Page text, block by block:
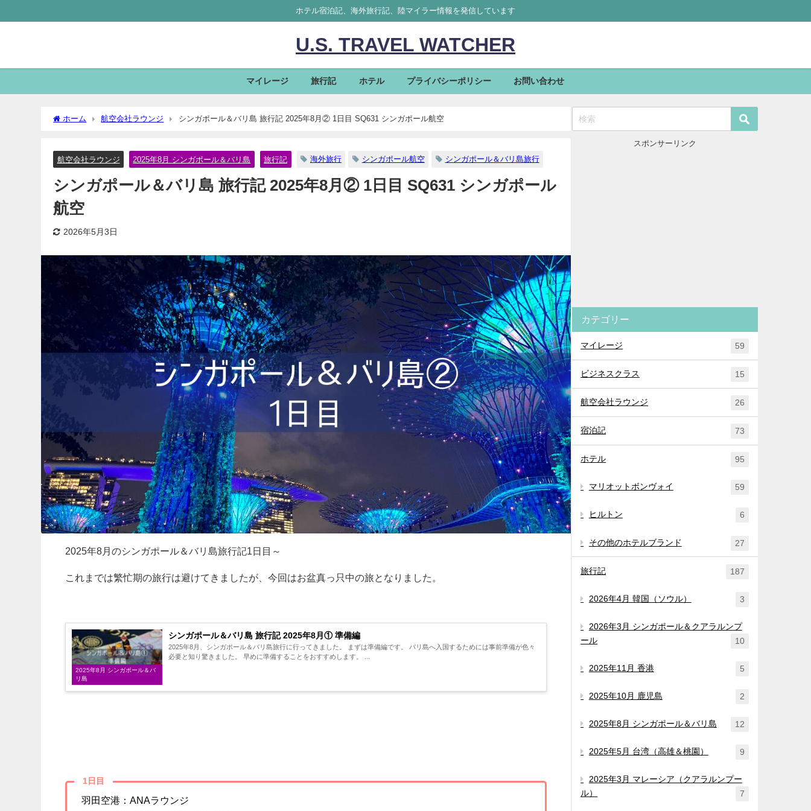
ホテル宿泊記、海外旅行記、陸マイラー情報を発信しています
U.S. TRAVEL WATCHER
マイレージ 旅行記 ホテル プライバシーポリシー お問い合わせ
ホーム 航空会社ラウンジ シンガポール＆バリ島 旅行記 2025年8月② 1日目 SQ631 シンガポール航空
航空会社ラウンジ 2025年8月 シンガポール＆バリ島 旅行記 海外旅行 シンガポール航空 シンガポール＆バリ島旅行
シンガポール＆バリ島 旅行記 2025年8月② 1日目 SQ631 シンガポール
航空
2026年5月3日
2025年8月のシンガポール＆バリ島旅行記1日目～
これまでは繁忙期の旅行は避けてきましたが、今回はお盆真っ只中の旅となりました。
2025年8月 シンガポール＆バ
リ島
シンガポール＆バリ島 旅行記 2025年8月① 準備編
2025年8月、シンガポール＆バリ島旅行に行ってきました。 まずは準備編です。 バリ島へ入国するためには事前準備が色々
必要と知り驚きました。 早めに準備することをおすすめします。 ...
1日目
羽田空港：ANAラウンジ
スポンサーリンク
カテゴリー
マイレージ 59
ビジネスクラス 15
航空会社ラウンジ 26
宿泊記 73
ホテル 95
マリオットボンヴォイ 59
ヒルトン 6
その他のホテルブランド 27
旅行記 187
2026年4月 韓国（ソウル） 3
2026年3月 シンガポール＆クアラルンプ
ール
10
2025年11月 香港 5
2025年10月 鹿児島 2
2025年8月 シンガポール＆バリ島 12
2025年5月 台湾（高雄＆桃園） 9
2025年3月 マレーシア（クアラルンプー
ル）
7